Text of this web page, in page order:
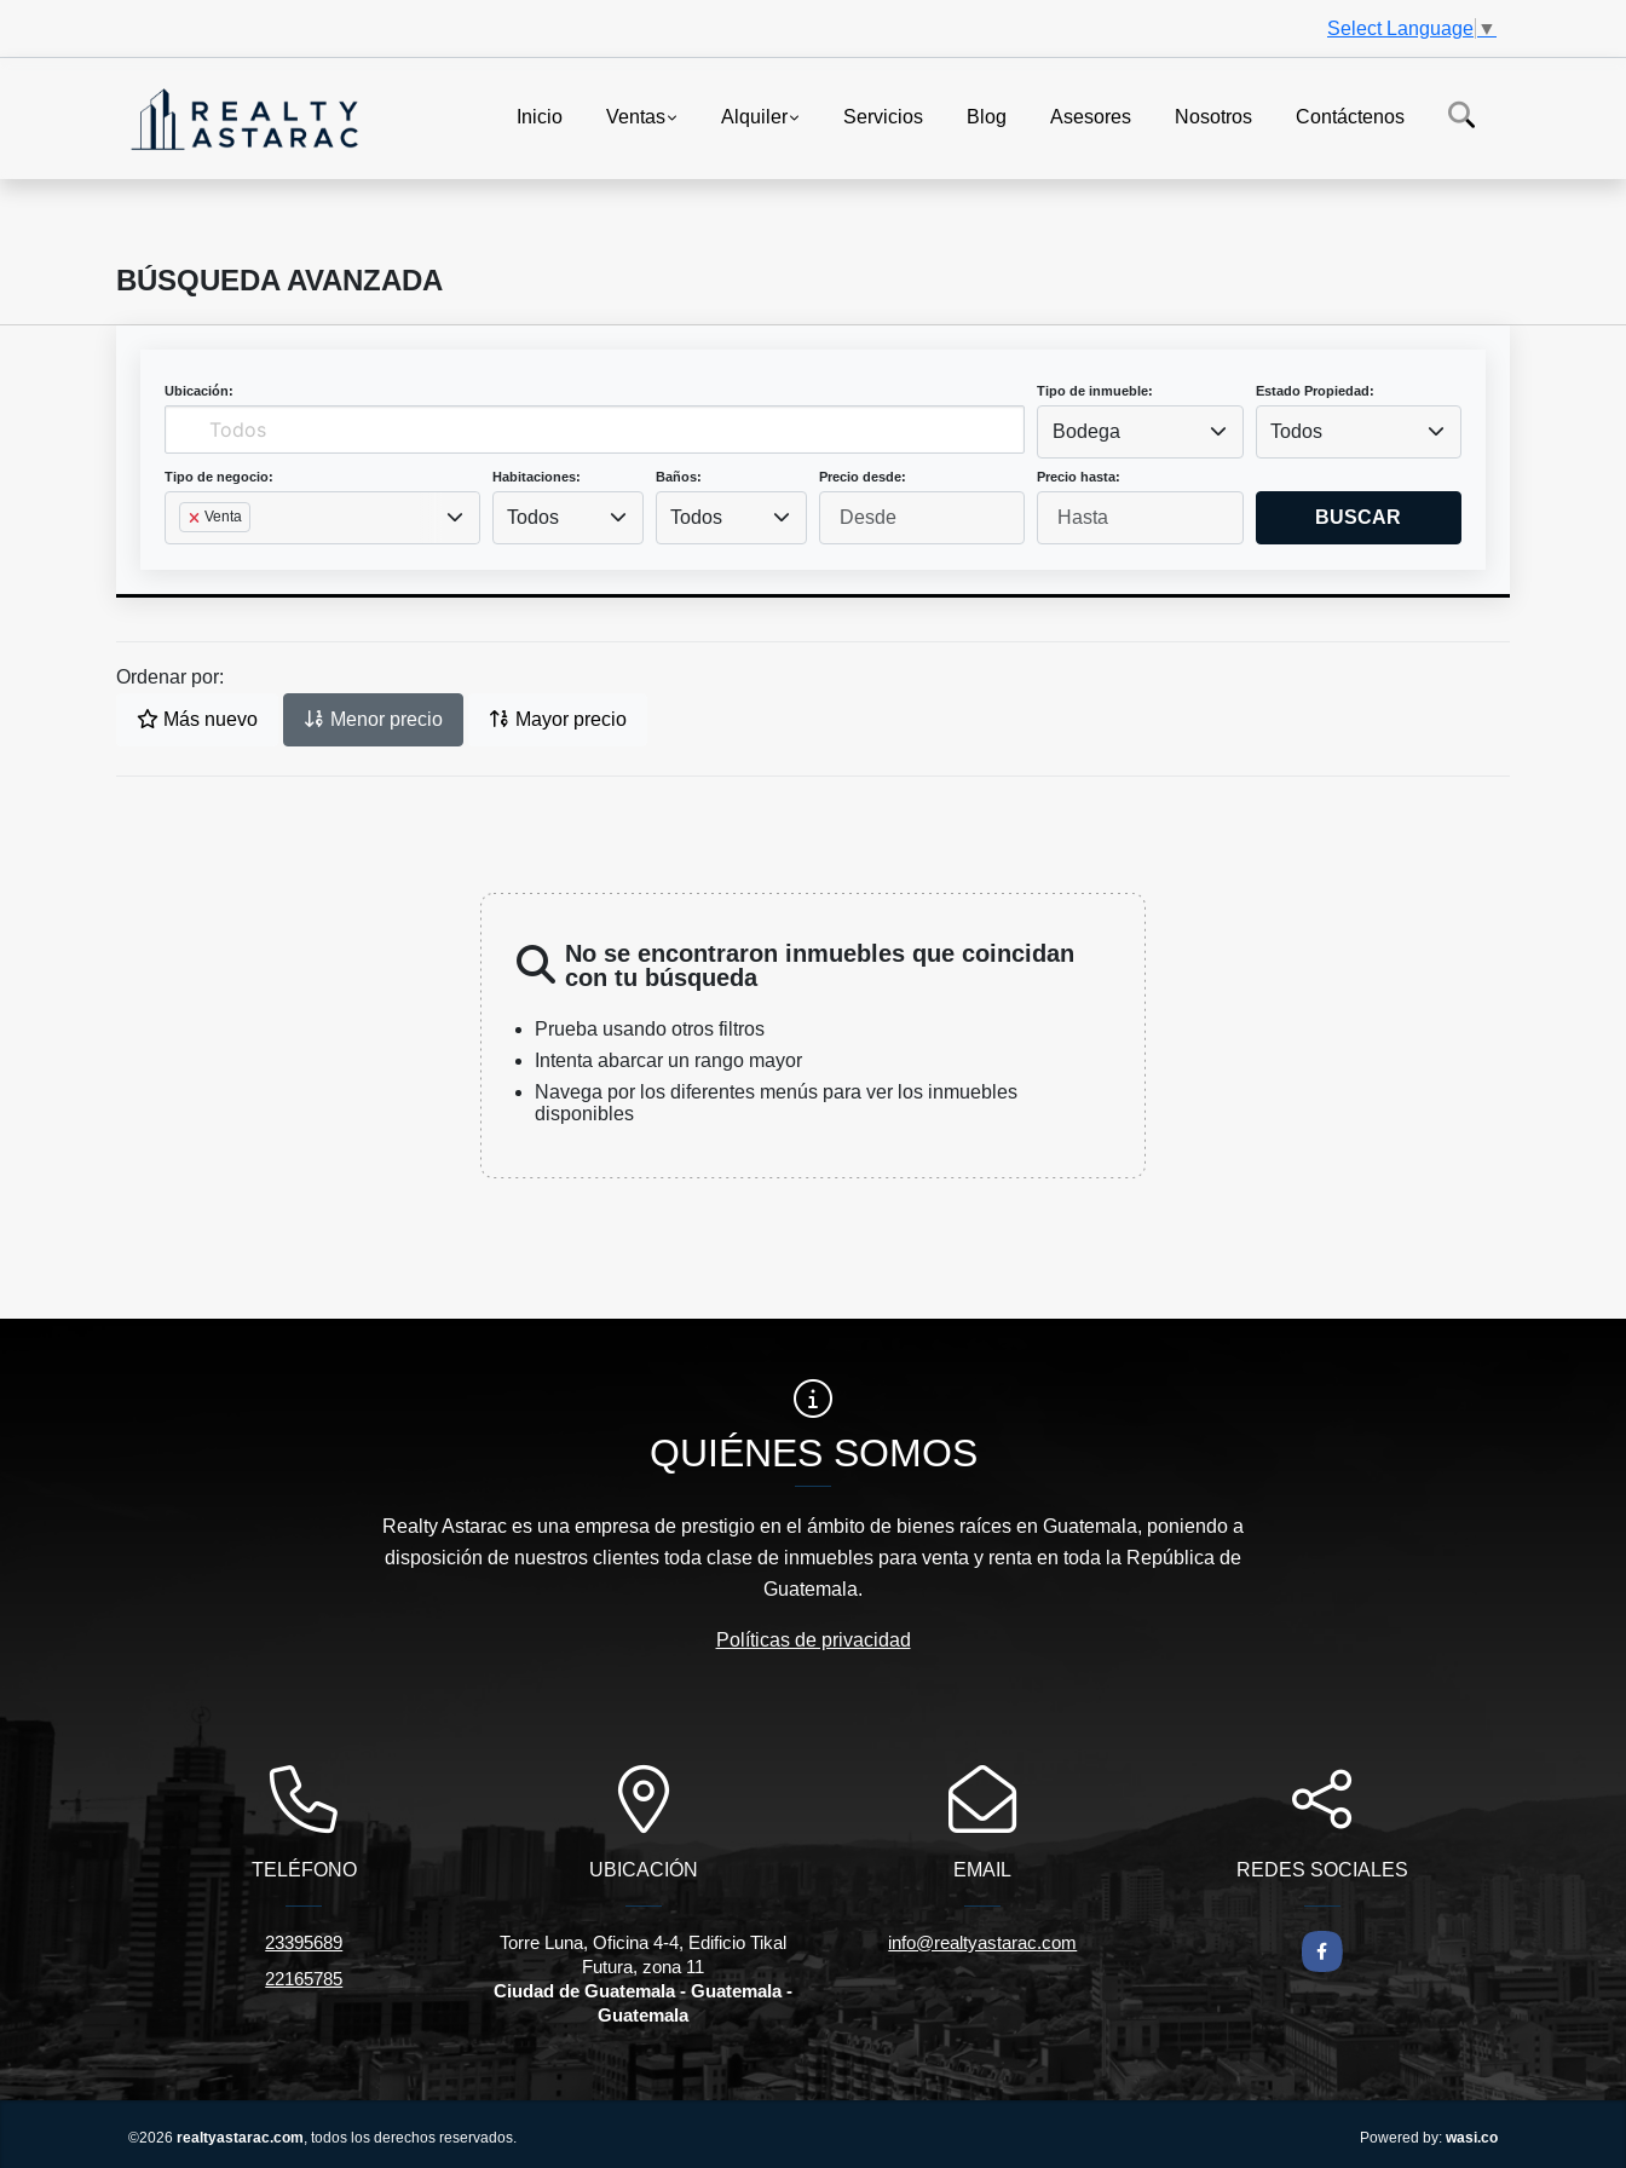
Select Language ▼
Inicio Ventas Alquiler Servicios Blog Asesores Nosotros Contáctenos
BÚSQUEDA AVANZADA
Ubicación: Tipo de inmueble:
Bodega
Estado Propiedad:
Todos
Tipo de negocio:
Venta
Habitaciones:
Todos
Baños:
Todos
Precio desde: Precio hasta:
BUSCAR
Ordenar por:
Más nuevo Menor precio Mayor precio
No se encontraron inmuebles que coincidan
con tu búsqueda
Prueba usando otros filtros
Intenta abarcar un rango mayor
Navega por los diferentes menús para ver los inmuebles
disponibles
QUIÉNES SOMOS
Realty Astarac es una empresa de prestigio en el ámbito de bienes raíces en Guatemala, poniendo a
disposición de nuestros clientes toda clase de inmuebles para venta y renta en toda la República de
Guatemala.
Políticas de privacidad
TELÉFONO
23395689
22165785
UBICACIÓN
Torre Luna, Oficina 4-4, Edificio Tikal
Futura, zona 11
Ciudad de Guatemala - Guatemala -
Guatemala
EMAIL
info@realtyastarac.com
REDES SOCIALES
Facebook
©2026 realtyastarac.com, todos los derechos reservados. Powered by: wasi.co